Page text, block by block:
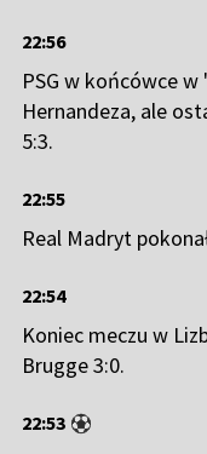
22:56
PSG w końcówce
Hernandeza, ale
5:3.
22:55
Real Madryt
22:54
Koniec meczu w
Brugge 3:0.
22:53